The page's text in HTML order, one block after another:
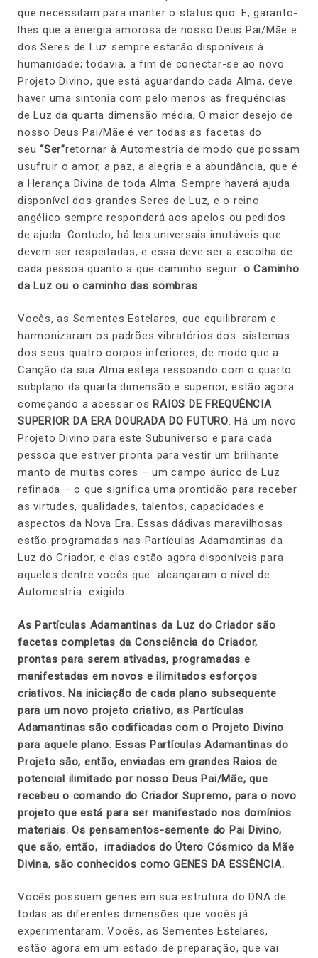
que necessitam para manter o status quo. E, garanto-
lhes que a energia amorosa de nosso Deus Pai/Mãe e
dos Seres de Luz sempre estarão disponíveis à
humanidade; todavia, a fim de conectar-se ao novo
Projeto Divino, que está aguardando cada Alma, deve
haver uma sintonia com pelo menos as frequências
de Luz da quarta dimensão média. O maior desejo de
nosso Deus Pai/Mãe é ver todas as facetas do
seu “Ser”retornar à Automestria de modo que possam
usufruir o amor, a paz, a alegria e a abundância, que é
a Herança Divina de toda Alma. Sempre haverá ajuda
disponível dos grandes Seres de Luz, e o reino
angélico sempre responderá aos apelos ou pedidos
de ajuda. Contudo, há leis universais imutáveis que
devem ser respeitadas, e essa deve ser a escolha de
cada pessoa quanto a que caminho seguir: o Caminho
da Luz ou o caminho das sombras
Vocês, as Sementes Estelares, que equilibraram e
harmonizaram os padrões vibratórios dos sistemas
dos seus quatro corpos inferiores, de modo que a
Canção da sua Alma esteja ressoando com o quarto
subplano da quarta dimensão e superior, estão agora
começando a acessar os RAIOS DE FREQUÊNCIA
SUPERIOR DA ERA DOURADA DO FUTURO. Há um novo
Projeto Divino para este Subuniverso e para cada
pessoa que estiver pronta para vestir um brilhante
manto de muitas cores – um campo áurico de Luz
refinada – o que significa uma prontidão para receber
as virtudes, qualidades, talentos, capacidades e
aspectos da Nova Era. Essas dádivas maravilhosas
estão programadas nas Partículas Adamantinas da
Luz do Criador, e elas estão agora disponíveis para
aqueles dentre vocês que alcançaram o nível de
Automestria exigido.
As Partículas Adamantinas da Luz do Criador são
facetas completas da Consciência do Criador,
prontas para serem ativadas, programadas e
manifestadas em novos e ilimitados esforços
criativos. Na iniciação de cada plano subsequente
para um novo projeto criativo, as Partículas
Adamantinas são codificadas com o Projeto Divino
para aquele plano. Essas Partículas Adamantinas do
Projeto são, então, enviadas em grandes Raios de
potencial ilimitado por nosso Deus Pai/Mãe, que
recebeu o comando do Criador Supremo, para o novo
projeto que está para ser manifestado nos domínios
materiais. Os pensamentos-semente do Pai Divino,
que são, então, irradiados do Útero Cósmico da Mãe
Divina, são conhecidos como GENES DA ESSÊNCIA.
Vocês possuem genes em sua estrutura do DNA de
todas as diferentes dimensões que vocês já
experimentaram. Vocês, as Sementes Estelares,
estão agora em um estado de preparação, que vai